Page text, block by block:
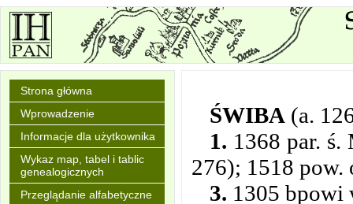
Strona główna
Wprowadzenie
Informacje dla użytkownika
Wykaz map, tabel i tablic
genealogicznych
Przeglądanie alfabetyczne
ŚWIBA (a.
1. 1368 par. ś.
276); 1518 pow.
3. 1305 bpowi